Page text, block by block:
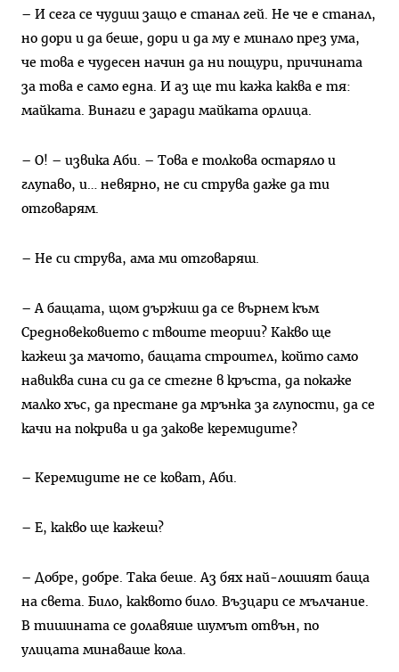
– И сега се чудиш защо е станал гей. Не че е станал,
но дори и да беше, дори и да му е минало през ума,
че това е чудесен начин да ни пощури, причината
за това е само една. И аз ще ти кажа каква е тя:
майката. Винаги е заради майката орлица.
– О! – извика Аби. – Това е толкова остаряло и
глупаво, и… невярно, не си струва даже да ти
отговарям.
– Не си струва, ама ми отговаряш.
– А бащата, щом държиш да се върнем към
Средновековието с твоите теории? Какво ще
кажеш за мачото, бащата строител, който само
навиква сина си да се стегне в кръста, да покаже
малко хъс, да престане да мрънка за глупости, да се
качи на покрива и да закове керемидите?
– Керемидите не се коват, Аби.
– Е, какво ще кажеш?
– Добре, добре. Така беше. Аз бях най-лошият баща
на света. Било, каквото било. Възцари се мълчание.
В тишината се долавяше шумът отвън, по
улицата минаваше кола.